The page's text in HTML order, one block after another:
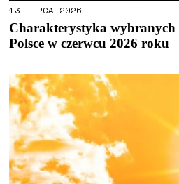
13 LIPCA 2026
Charakterystyka wybranych
Polsce w czerwcu 2026 roku